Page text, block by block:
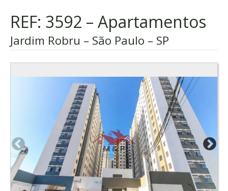
REF: 3592 – Apartamentos
Jardim Robru – São Paulo – SP